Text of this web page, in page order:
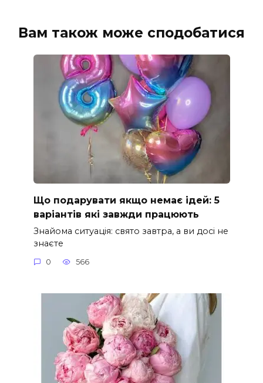
Вам також може сподобатися
Що подарувати якщо немає ідей: 5
варіантів які завжди працюють
Знайома ситуація: свято завтра, а ви досі не
знаєте
0 566